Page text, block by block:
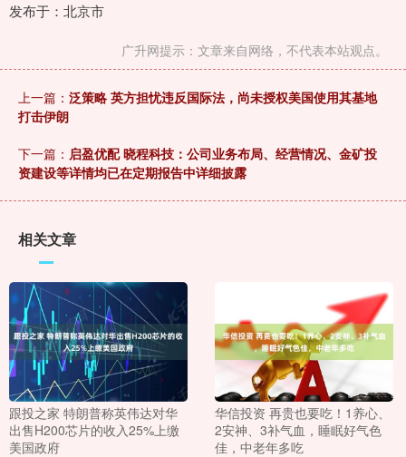
发布于：北京市
广升网提示：文章来自网络，不代表本站观点。
上一篇： 泛策略 英方担忧违反国际法，尚未授权美国使用其基地
打击伊朗
下一篇： 启盈优配 晓程科技：公司业务布局、经营情况、金矿投
资建设等详情均已在定期报告中详细披露
相关文章
跟投之家 特朗普称英伟达对华
出售H200芯片的收入25%上缴
美国政府
华信投资 再贵也要吃！1养心、
2安神、3补气血，睡眠好气色
佳，中老年多吃